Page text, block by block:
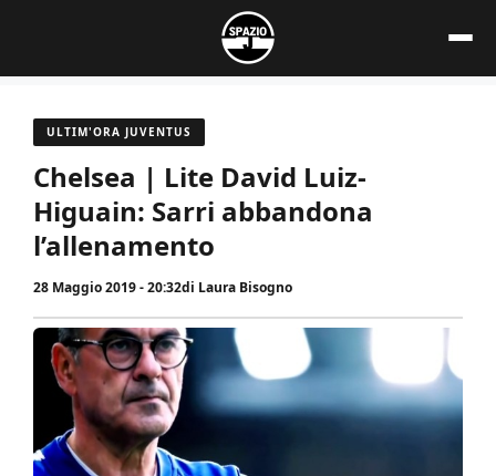
contenuto
ULTIM'ORA JUVENTUS
Chelsea | Lite David Luiz-
Higuain: Sarri abbandona
l’allenamento
28 Maggio 2019 - 20:32di Laura Bisogno